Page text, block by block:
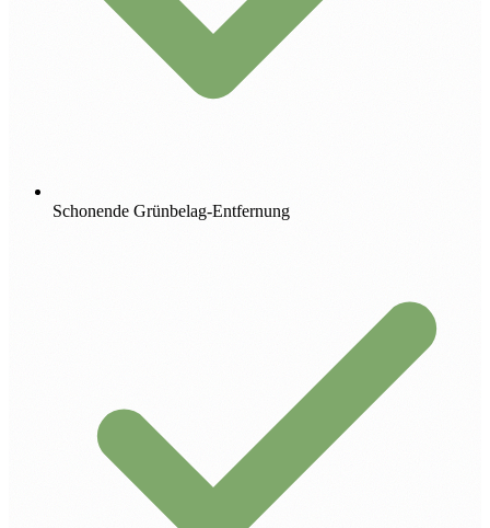
Schonende Grünbelag-Entfernung